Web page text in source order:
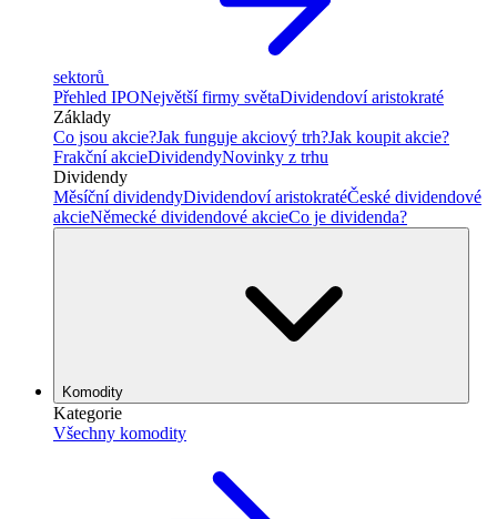
sektorů
Přehled IPONejvětší firmy světaDividendoví aristokraté
Základy
Co jsou akcie?Jak funguje akciový trh?Jak koupit akcie?
Frakční akcieDividendyNovinky z trhu
Dividendy
Měsíční dividendyDividendoví aristokratéČeské dividendové
akcieNěmecké dividendové akcieCo je dividenda?
Komodity
Kategorie
Všechny komodity